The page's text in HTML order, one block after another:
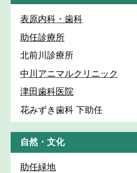
表原内科・歯科
助任診療所
北前川診療所
中川アニマルクリニック
津田歯科医院
花みずき歯科 下助任
自然・文化
助任緑地